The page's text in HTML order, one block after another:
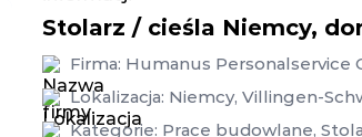
Stolarz / cieśla Niemcy,
Firma: Humanus Personalservice
Lokalizacja: Niemcy, Villingen-
Kategorie: Prace budowlane,